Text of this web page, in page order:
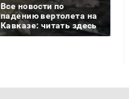
Все новости по
падению вертолета на
Кавказе: читать здесь